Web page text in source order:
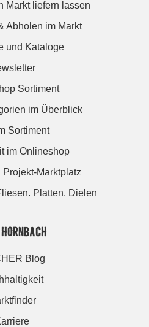
Markt liefern lassen
Abholen im Markt
und Kataloge
Sortiment
im Überblick
Sortiment
im Onlineshop
Marktplatz
Platten. Dielen
Blog